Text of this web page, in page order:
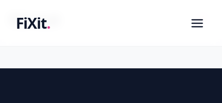
FiXit.
fixit.co.id